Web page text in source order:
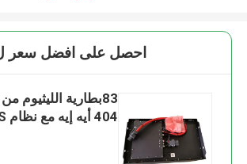
احصل على افضل سعر
404 أيه إيه مع نظام BMS للشاحنات